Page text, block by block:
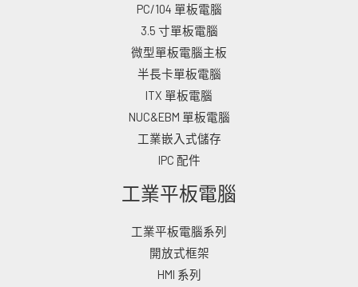
PC/104 單板電腦
3.5 寸單板電腦
微型單板電腦主板
半長卡單板電腦
ITX 單板電腦
NUC&EBM 單板電腦
工業嵌入式儲存
IPC 配件
工業平板電腦
工業平板電腦系列
開放式框架
HMI 系列